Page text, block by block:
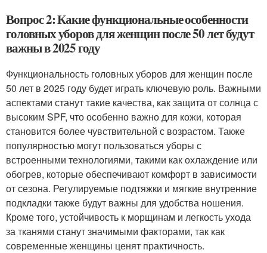
Вопрос 2: Какие функциональные особенности
головных уборов для женщин после 50 лет будут
важны в 2025 году
Функциональность головных уборов для женщин после
50 лет в 2025 году будет играть ключевую роль. Важными
аспектами станут такие качества, как защита от солнца с
высоким SPF, что особенно важно для кожи, которая
становится более чувствительной с возрастом. Также
популярностью могут пользоваться уборы с
встроенными технологиями, такими как охлаждение или
обогрев, которые обеспечивают комфорт в зависимости
от сезона. Регулируемые подтяжки и мягкие внутренние
подкладки также будут важны для удобства ношения.
Кроме того, устойчивость к морщинам и легкость ухода
за тканями станут значимыми факторами, так как
современные женщины ценят практичность.